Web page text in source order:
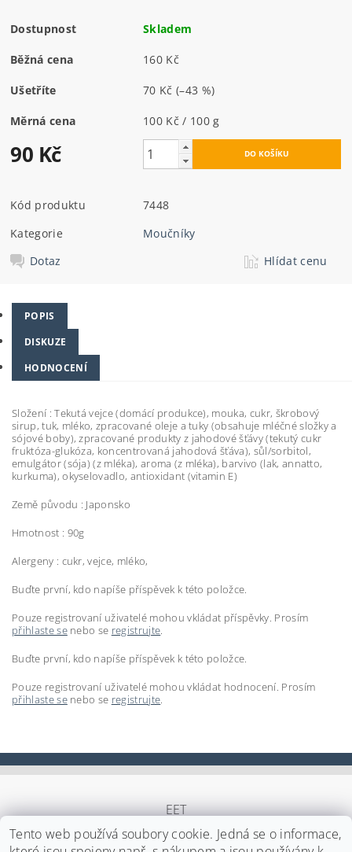
Dostupnost Skladem
Běžná cena 160 Kč
Ušetříte 70 Kč(–43 %)
Měrná cena 100 Kč / 100 g
90 Kč
Kód produktu
7448
Kategorie
Moučníky
Dotaz
Hlídat cenu
POPIS
DISKUZE
HODNOCENÍ
Složení :Tekutá vejce (domácí produkce), mouka, cukr, škrobový
sirup, tuk, mléko, zpracované oleje a tuky (obsahuje mléčné složky a
sójové boby), zpracované produkty z jahodové šťávy (tekutý cukr
fruktóza-glukóza, koncentrovaná jahodová šťáva), sůl/sorbitol,
emulgátor (sója) (z mléka), aroma (z mléka), barvivo (lak, annatto,
kurkuma), okyselovadlo, antioxidant (vitamin E)
Země původu : Japonsko
Hmotnost : 90g
Alergeny : cukr, vejce, mléko,
Buďte první, kdo napíše příspěvek k této položce.
Pouze registrovaní uživatelé mohou vkládat příspěvky. Prosím
přihlaste senebo se registrujte.
Buďte první, kdo napíše příspěvek k této položce.
Pouze registrovaní uživatelé mohou vkládat hodnocení. Prosím
přihlaste senebo se registrujte.
EET
Tento web používá soubory cookie. Jedná se o informace,